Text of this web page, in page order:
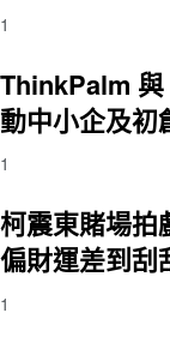
1
ThinkPalm
動中小企及初
1
柯震東賭場
偏財運差到刮
1